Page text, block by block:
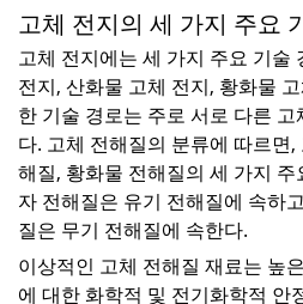
고체 전지의 세 가지 주요
고체 전지에는 세 가지 주요 기술
전지, 산화물 고체 전지, 황화물
한 기술 경로는 주로 서로 다른
다. 고체 전해질의 분류에 따르면
해질, 황화물 전해질의 세 가지
자 전해질은 유기 전해질에 속하
질은 무기 전해질에 속한다.
이상적인 고체 전해질 재료는 높
에 대한 화학적 및 전기화학적 안